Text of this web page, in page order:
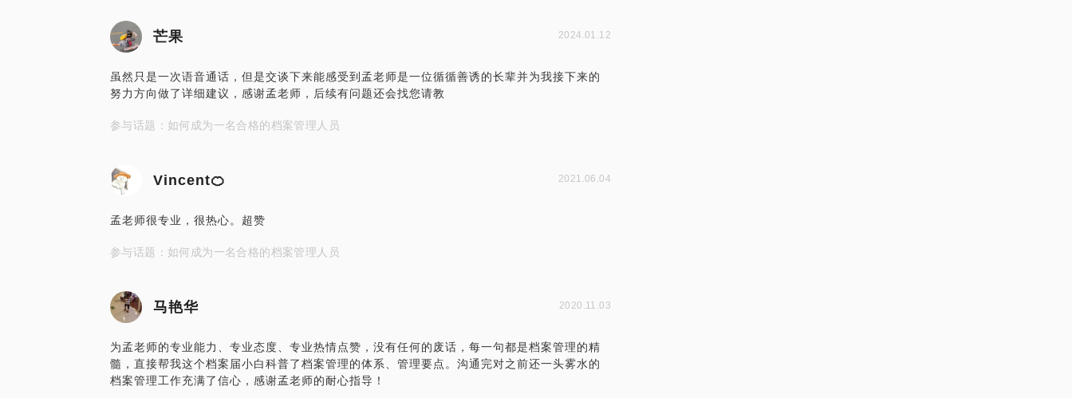
芒果 2024.01.12
虽然只是一次语音通话，但是交谈下来能感受到孟老师是一位循循善诱的长辈并为我接下来的
努力方向做了详细建议，感谢孟老师，后续有问题还会找您请教
参与话题：如何成为一名合格的档案管理人员
Vincent🍊 2021.06.04
孟老师很专业，很热心。超赞
参与话题：如何成为一名合格的档案管理人员
马艳华 2020.11.03
为孟老师的专业能力、专业态度、专业热情点赞，没有任何的废话，每一句都是档案管理的精
髓，直接帮我这个档案届小白科普了档案管理的体系、管理要点。沟通完对之前还一头雾水的
档案管理工作充满了信心，感谢孟老师的耐心指导！